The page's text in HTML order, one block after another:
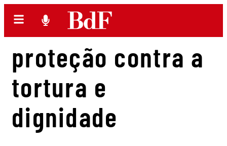
proteção contra a
tortura e
dignidade